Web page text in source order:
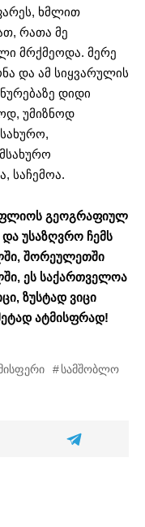
ხმლით
რათა მე
მრქმეოდა. მერე
და ამ სიყვარულის
დიდი
უმიზნოდ
საჩემოა.
გეოგრაფიულ
უსაზღვრო ჩემს
შორეულეთში
ეს საქართველოა
ზუსტად ვიცი
ატმისფრად!
სამშობლო